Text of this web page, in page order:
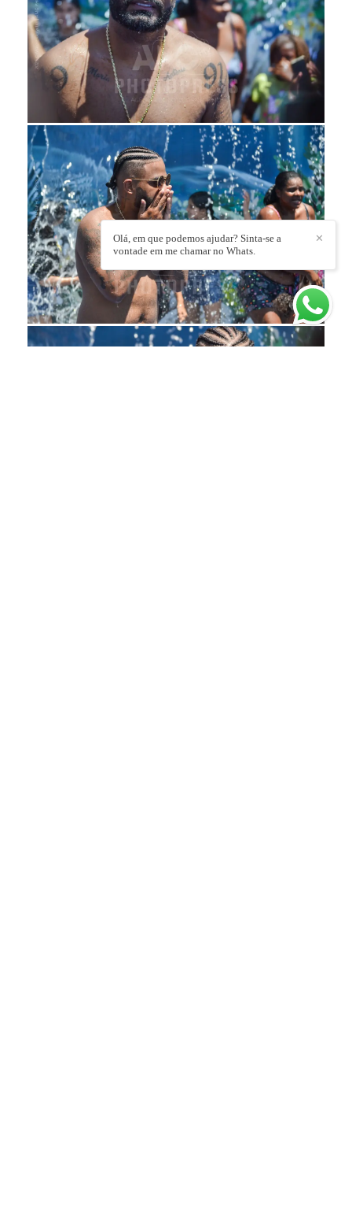
✕
Olá, em que podemos ajudar? Sinta-se a
vontade em me chamar no Whats.